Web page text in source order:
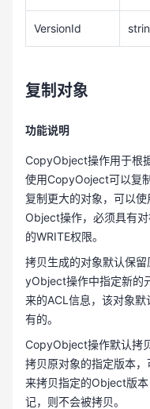
VersionId
复制对象
功能说明
CopyObject操作用于根
使用CopyOoject可以复
复制更大的对象，可以
Object操作，必须具有
的WRITE权限。
拷贝生成的对象默认保
yObject操作中指定新的
来的ACL信息，该对象
有的。
CopyObject操作默认拷
拷贝原对象的指定版本
来拷贝指定的Object版
记，则不会被拷贝。